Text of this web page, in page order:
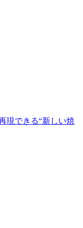
現できる“新しい焼